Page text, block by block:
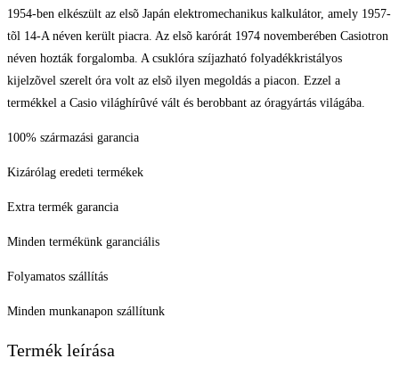
1954-ben elkészült az elsõ Japán elektromechanikus kalkulátor, amely 1957-
tõl 14-A néven került piacra. Az elsõ karórát 1974 novemberében Casiotron
néven hozták forgalomba. A csuklóra szíjazható folyadékkristályos
kijelzõvel szerelt óra volt az elsõ ilyen megoldás a piacon. Ezzel a
termékkel a Casio világhírûvé vált és berobbant az óragyártás világába.
100% származási garancia
Kizárólag eredeti termékek
Extra termék garancia
Minden termékünk garanciális
Folyamatos szállítás
Minden munkanapon szállítunk
Termék leírása